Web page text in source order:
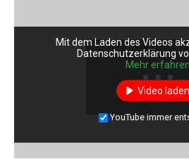
Mit dem Laden des Videos
Datenschutzerklärung
Mehr erfahren
Video laden
YouTube immer